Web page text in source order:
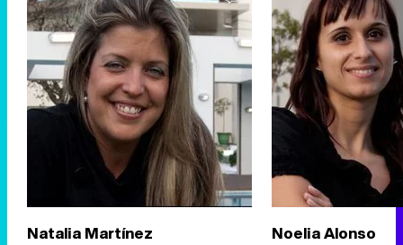
Natalia Martínez Noelia Alonso